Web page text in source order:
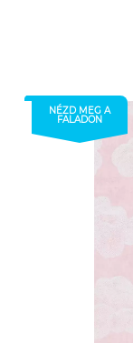
NÉZD MEG A
FALADON